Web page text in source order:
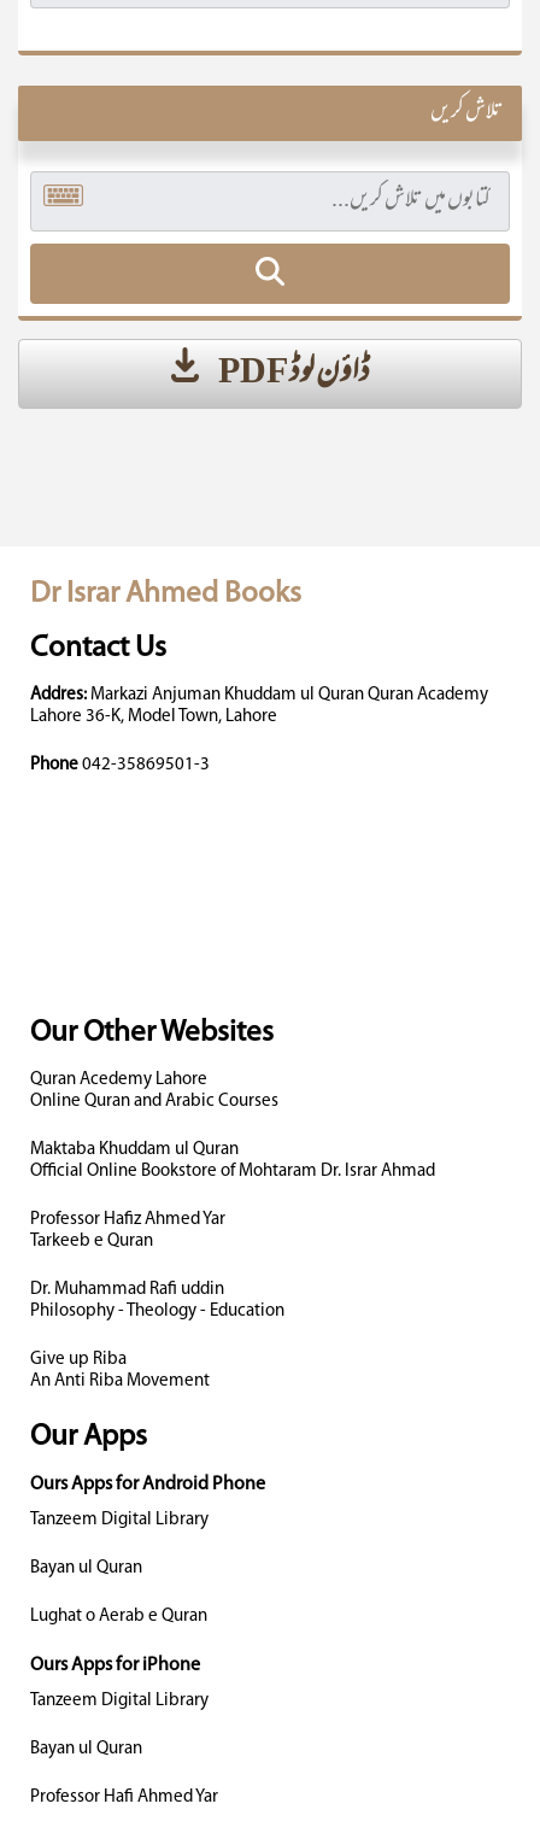
تلاش کریں
ڈاؤن لوڈ PDF
Dr Israr Ahmed Books
Contact Us
Addres: Markazi Anjuman Khuddam ul Quran Quran Academy
Lahore 36-K, Model Town, Lahore
Phone 042-35869501-3
Our Other Websites
Quran Acedemy Lahore
Online Quran and Arabic Courses
Maktaba Khuddam ul Quran
Official Online Bookstore of Mohtaram Dr. Israr Ahmad
Professor Hafiz Ahmed Yar
Tarkeeb e Quran
Dr. Muhammad Rafi uddin
Philosophy - Theology - Education
Give up Riba
An Anti Riba Movement
Our Apps
Ours Apps for Android Phone
Tanzeem Digital Library
Bayan ul Quran
Lughat o Aerab e Quran
Ours Apps for iPhone
Tanzeem Digital Library
Bayan ul Quran
Professor Hafi Ahmed Yar